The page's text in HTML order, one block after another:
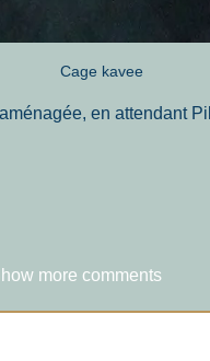
Cage kavee
en attendant
more comments